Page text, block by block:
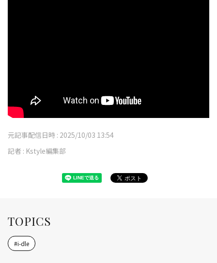
元記事配信日時 : 2025/10/03 13:54
記者 : Kstyle編集部
TOPICS
#i-dle